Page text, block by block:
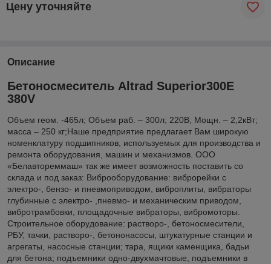
Цену уточняйте
Описание
Бетоносмеситель Altrad Superior300E
380V
Объем геом. -465л; Объем раб. – 300л; 220В; Мощн. – 2,2кВт;
масса – 250 кг;Наше предприятие предлагает Вам широкую
номенклатуру подшипников, используемых для производства и
ремонта оборудования, машин и механизмов. ООО
«Белавтореммаш» так же имеет возможность поставить со
склада и под заказ: Виброоборудование: виброрейки с
электро-, бензо- и пневмоприводом, виброплиты, вибраторы
глубинные с электро- ,пневмо- и механическим приводом,
вибротрамбовки, площадочные вибраторы, вибромоторы.
Строительное оборудование: растворо-, бетоносмесители,
РБУ, тачки, растворо-, бетононасосы, штукатурные станции и
агрегаты, насосные станции; тара, ящики каменщика, бадьи
для бетона; подъемники одно-двухмачтовые, подъемники в